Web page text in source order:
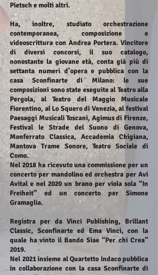
Pietsch e molti altri.
Ha, inoltre, studiato orchestrazione
contemporanea, composizione e
videoscrittura con Andrea Portera. Vincitore
di diversi concorsi, il suo catalogo,
nonostante la giovane età, conta già più di
settanta numeri d’opera e pubblica con la
casa Sconfinarte di Milano: le sue
composizioni sono state eseguite al Teatro alla
Pergola, al Teatro del Maggio Musicale
Fiorentino, al Lo Squero di Venezia, al festival
Paesaggi Musicali Toscani, Agimus di Firenze,
Festival le Strade del Suono di Genova,
Monferrato Classica, Accademia Chigiana,
Mantova Trame Sonore, Teatro Sociale di
Como.
Nel 2018 ha ricevuto una commissione per un
concerto per mandolino ed orchestra per Avi
Avital e nel 2020 un brano per viola sola “In
Freiheit” ed un concerto per Simone
Gramaglia.
Registra per da Vinci Publishing, Brillant
Classic, Sconfinarte ed Ema Vinci, con la
quale ha vinto il Bando Siae “Per chi Crea”
2019.
Nel 2021 insieme al Quartetto Indaco pubblica
in collaborazione con la casa Sconfinarte di